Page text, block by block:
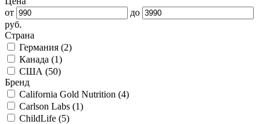
от
до
руб.
Страна
Германия (2)
Канада (1)
США (50)
Бренд
California Gold Nutrition (4)
Carlson Labs (1)
ChildLife (5)